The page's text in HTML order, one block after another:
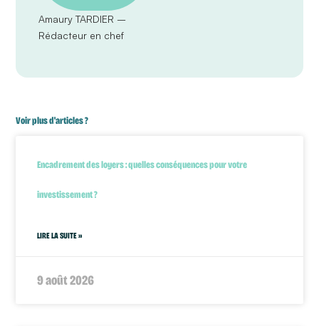
Amaury TARDIER –
Rédacteur en chef
Voir plus d'articles ?
Encadrement des loyers : quelles conséquences pour votre
investissement ?
LIRE LA SUITE »
9 août 2026